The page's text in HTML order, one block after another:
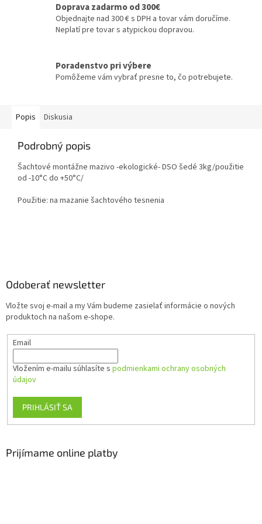
Doprava zadarmo od 300€
Objednajte nad 300 € s DPH a tovar vám doručíme.
Neplatí pre tovar s atypickou dopravou.
Poradenstvo pri výbere
Pomôžeme vám vybrať presne to, čo potrebujete.
Popis Diskusia
Podrobný popis
Šachtové montážne mazivo -ekologické- DSO šedé 3kg/použitie
od -10°C do +50°C/
Použitie: na mazanie šachtového tesnenia
Odoberať newsletter
Vložte svoj e-mail a my Vám budeme zasielať informácie o nových
produktoch na našom e-shope.
Email
Vložením e-mailu súhlasíte s podmienkami ochrany osobných
údajov
PRIHLÁSIŤ SA
Prijímame online platby